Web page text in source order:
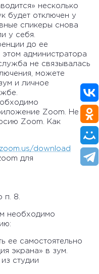
несколько
будет отключен у
спикеры снова
у себя.
до ее
администратора
не связывалась
можете
и личное
Zoom. Не
Zoom. Как
download
для
п. 8.
необходимо
ее самостоятельно
экрана» в зум.
студии